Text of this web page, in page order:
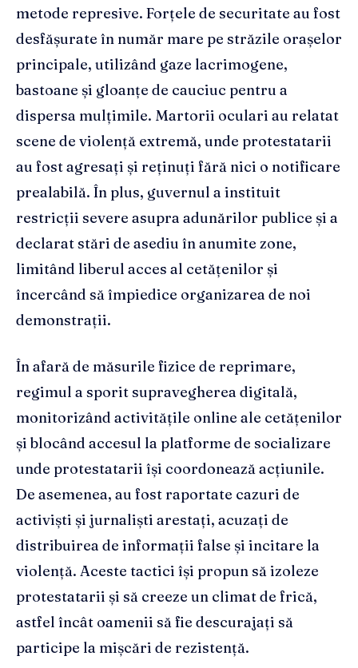
metode represive. Forțele de securitate au fost
desfășurate în număr mare pe străzile orașelor
principale, utilizând gaze lacrimogene,
bastoane și gloanțe de cauciuc pentru a
dispersa mulțimile. Martorii oculari au relatat
scene de violență extremă, unde protestatarii
au fost agresați și reținuți fără nici o notificare
prealabilă. În plus, guvernul a instituit
restricții severe asupra adunărilor publice și a
declarat stări de asediu în anumite zone,
limitând liberul acces al cetățenilor și
încercând să împiedice organizarea de noi
demonstrații.
În afară de măsurile fizice de reprimare,
regimul a sporit supravegherea digitală,
monitorizând activitățile online ale cetățenilor
și blocând accesul la platforme de socializare
unde protestatarii își coordonează acțiunile.
De asemenea, au fost raportate cazuri de
activiști și jurnaliști arestați, acuzați de
distribuirea de informații false și incitare la
violență. Aceste tactici își propun să izoleze
protestatarii și să creeze un climat de frică,
astfel încât oamenii să fie descurajați să
participe la mișcări de rezistență.